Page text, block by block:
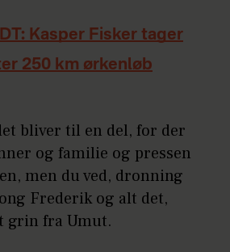
Kasper Fisker tager
250 km ørkenløb
bliver til en del, for der
og familie og pressen
men du ved, dronning
Frederik og alt det,
grin fra Umut.